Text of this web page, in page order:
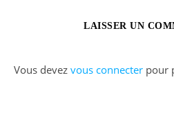
LAISSER UN
Vous devez vous connecter pour